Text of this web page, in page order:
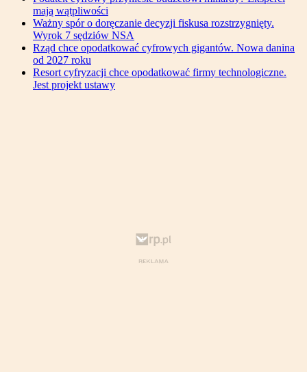
mają wątpliwości
Ważny spór o doręczanie decyzji fiskusa rozstrzygnięty.
Wyrok 7 sędziów NSA
Rząd chce opodatkować cyfrowych gigantów. Nowa danina
od 2027 roku
Resort cyfryzacji chce opodatkować firmy technologiczne.
Jest projekt ustawy